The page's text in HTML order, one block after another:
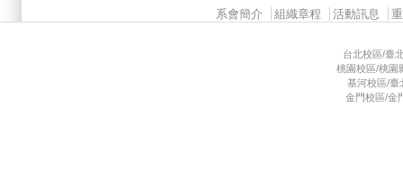
系會簡介 組織章程 活動訊息
台北校區/臺
桃園校區/桃園
基河校區/臺
金門校區/金